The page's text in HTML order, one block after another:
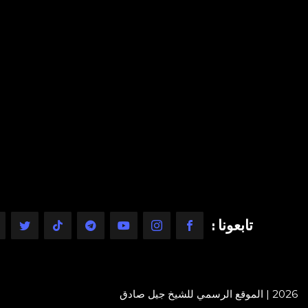
تابعونا :
2026 | الموقع الرسمي للشيخ جيل صادق